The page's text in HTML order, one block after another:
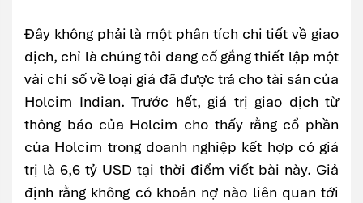
Đây không phải là một phân tích chi tiết về giao
dịch, chỉ là chúng tôi đang cố gắng thiết lập một
vài chỉ số về loại giá đã được trả cho tài sản của
Holcim Indian. Trước hết, giá trị giao dịch từ
thông báo của Holcim cho thấy rằng cổ phần
của Holcim trong doanh nghiệp kết hợp có giá
trị là 6,6 tỷ USD tại thời điểm viết bài này. Giả
định rằng không có khoản nợ nào liên quan tới